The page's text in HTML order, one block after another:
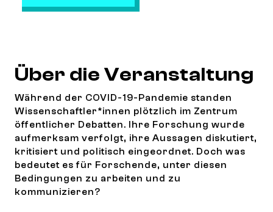
Über die Veranstaltung
Während der COVID-19-Pandemie standen
Wissenschaftler*innen plötzlich im Zentrum
öffentlicher Debatten. Ihre Forschung wurde
aufmerksam verfolgt, ihre Aussagen diskutiert,
kritisiert und politisch eingeordnet. Doch was
bedeutet es für Forschende, unter diesen
Bedingungen zu arbeiten und zu
kommunizieren?